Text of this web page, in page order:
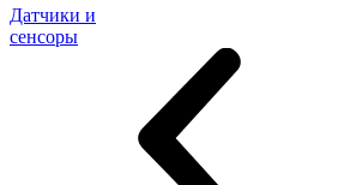
Датчики и
сенсоры